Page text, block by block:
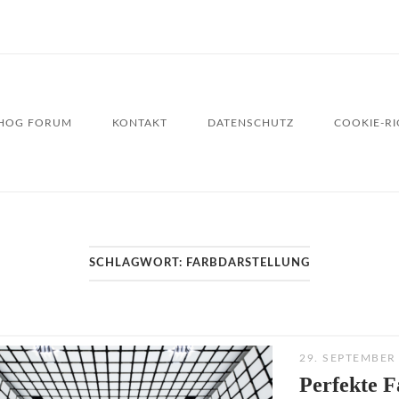
FORUM KONTAKT DATENSCHUTZ COOKIE-
SCHLAGWORT: FARBDARSTELLUNG
29.
Perfekte